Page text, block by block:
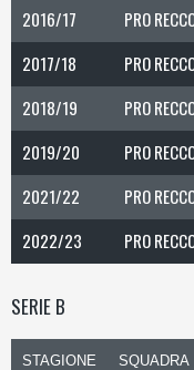
2016/17 PRO
2017/18 PRO
2018/19 PRO
2019/20 PRO
2021/22 PRO
2022/23 PRO
SERIE B
STAGIONE SQUADRA